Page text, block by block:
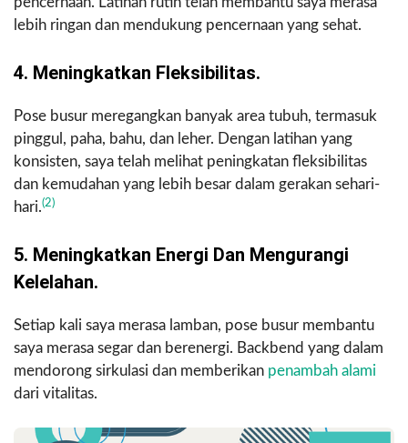
lebih ringan dan mendukung pencernaan yang sehat.
4. Meningkatkan Fleksibilitas.
Pose busur meregangkan banyak area tubuh, termasuk
pinggul, paha, bahu, dan leher. Dengan latihan yang
konsisten, saya telah melihat peningkatan fleksibilitas
dan kemudahan yang lebih besar dalam gerakan sehari-
hari.(2)
5. Meningkatkan Energi Dan Mengurangi
Kelelahan.
Setiap kali saya merasa lamban, pose busur membantu
saya merasa segar dan berenergi. Backbend yang dalam
mendorong sirkulasi dan memberikan penambah alami
dari vitalitas.